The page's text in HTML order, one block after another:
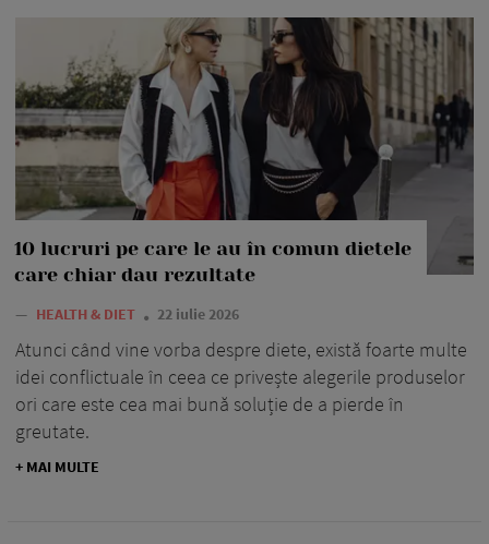
10 lucruri pe care le au în comun dietele
care chiar dau rezultate
— HEALTH & DIET 22 iulie 2026
Atunci când vine vorba despre diete, există foarte multe
idei conflictuale în ceea ce privește alegerile produselor
ori care este cea mai bună soluție de a pierde în
greutate.
+ MAI MULTE